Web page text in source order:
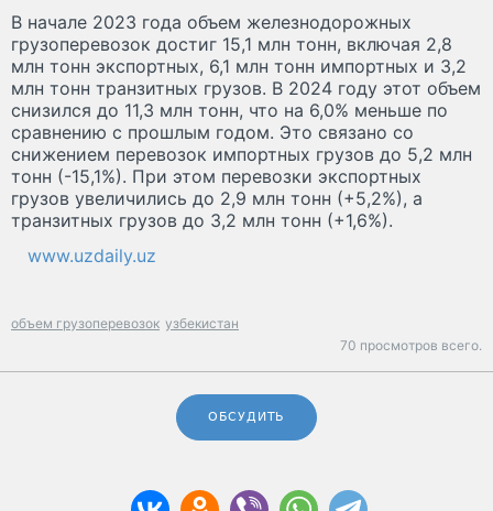
В начале 2023 года объем железнодорожных
грузоперевозок достиг 15,1 млн тонн, включая 2,8
млн тонн экспортных, 6,1 млн тонн импортных и 3,2
млн тонн транзитных грузов. В 2024 году этот объем
снизился до 11,3 млн тонн, что на 6,0% меньше по
сравнению с прошлым годом. Это связано со
снижением перевозок импортных грузов до 5,2 млн
тонн (-15,1%). При этом перевозки экспортных
грузов увеличились до 2,9 млн тонн (+5,2%), а
транзитных грузов до 3,2 млн тонн (+1,6%).
www.uzdaily.uz
объем грузоперевозок узбекистан
70 просмотров всего.
ОБСУДИТЬ